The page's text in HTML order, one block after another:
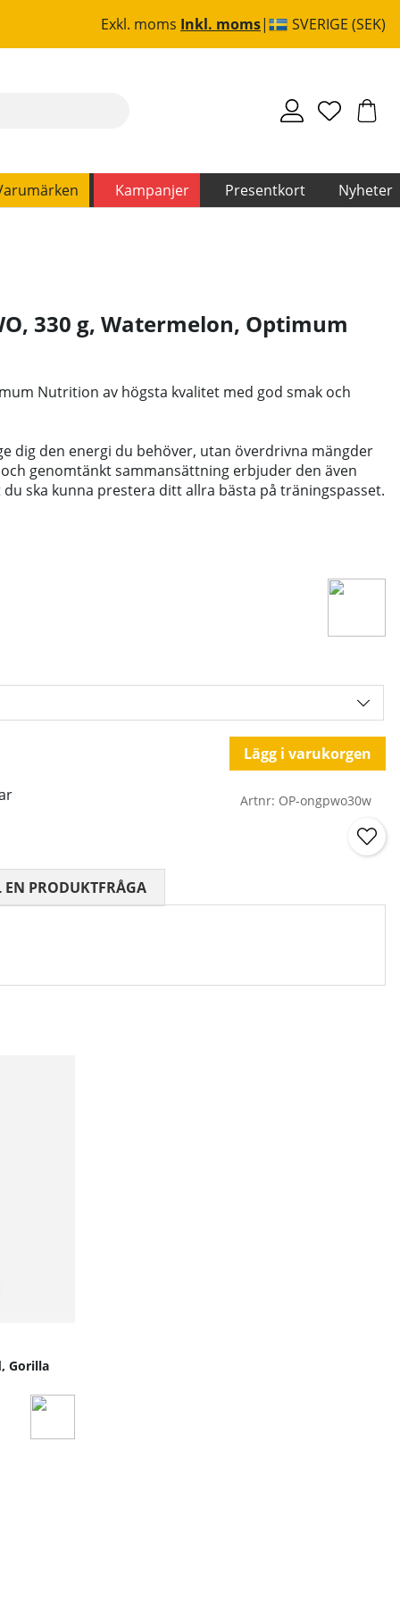
Exkl. moms Inkl. moms SVERIGE (SEK)
Kampanjer Presentkort Nyheter
330 g, Watermelon, Optimum
Nutrition av högsta kvalitet med god smak och
dig den energi du behöver, utan överdrivna mängder
genomtänkt sammansättning erbjuder den även
ska kunna prestera ditt allra bästa på träningspasset.
Lägg i varukorgen
Artnr: OP-ongpwo30w
0 AV 5 ANTAL BETYG 0
EN PRODUKTFRÅGA
Gorilla